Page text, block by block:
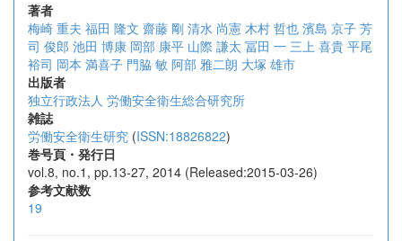
著者
梅崎 重夫 福田 隆文 齋藤 剛 清水 尚憲 木村 哲也 濱島 京子 芳
司 俊郎 池田 博康 岡部 康平 山際 謙太 冨田 一 三上 喜貴 平尾
裕司 岡本 満喜子 門脇 敏 阿部 雅二朗 大塚 雄市
出版者
独立行政法人 労働安全衛生総合研究所
雑誌
労働安全衛生研究 (ISSN:18826822)
巻号頁・発行日
vol.8, no.1, pp.13-27, 2014 (Released:2015-03-26)
参考文献数
19